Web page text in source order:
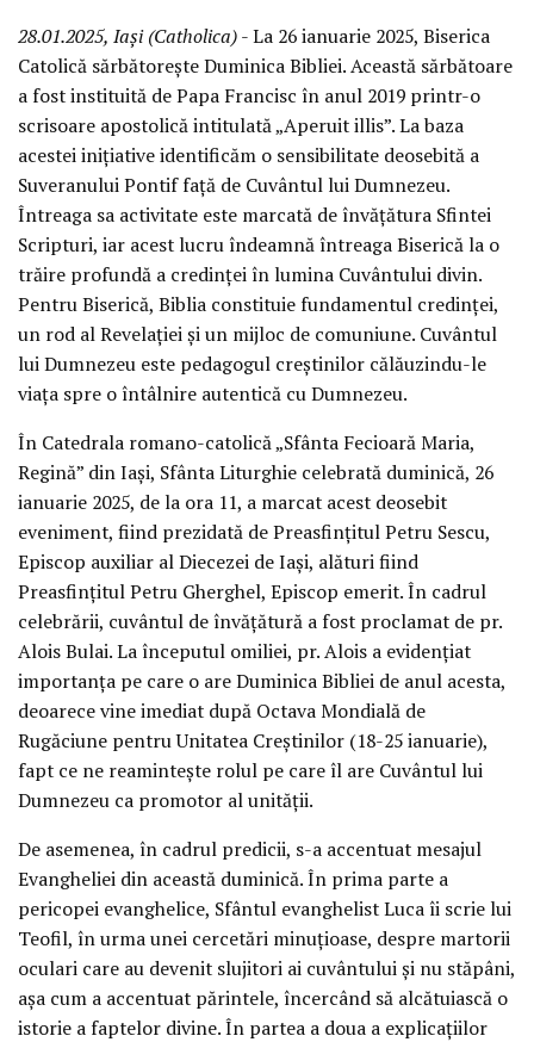
28.01.2025, Iași (Catholica)- La 26 ianuarie 2025, Biserica
Catolică sărbătorește Duminica Bibliei. Această sărbătoare
a fost instituită de Papa Francisc în anul 2019 printr-o
scrisoare apostolică intitulată „Aperuit illis”. La baza
acestei inițiative identificăm o sensibilitate deosebită a
Suveranului Pontif față de Cuvântul lui Dumnezeu.
Întreaga sa activitate este marcată de învățătura Sfintei
Scripturi, iar acest lucru îndeamnă întreaga Biserică la o
trăire profundă a credinței în lumina Cuvântului divin.
Pentru Biserică, Biblia constituie fundamentul credinței,
un rod al Revelației și un mijloc de comuniune. Cuvântul
lui Dumnezeu este pedagogul creștinilor călăuzindu-le
viața spre o întâlnire autentică cu Dumnezeu.
În Catedrala romano-catolică „Sfânta Fecioară Maria,
Regină” din Iași, Sfânta Liturghie celebrată duminică, 26
ianuarie 2025, de la ora 11, a marcat acest deosebit
eveniment, fiind prezidată de Preasfințitul Petru Sescu,
Episcop auxiliar al Diecezei de Iași, alături fiind
Preasfințitul Petru Gherghel, Episcop emerit. În cadrul
celebrării, cuvântul de învățătură a fost proclamat de pr.
Alois Bulai. La începutul omiliei, pr. Alois a evidențiat
importanța pe care o are Duminica Bibliei de anul acesta,
deoarece vine imediat după Octava Mondială de
Rugăciune pentru Unitatea Creștinilor (18-25 ianuarie),
fapt ce ne reamintește rolul pe care îl are Cuvântul lui
Dumnezeu ca promotor al unității.
De asemenea, în cadrul predicii, s-a accentuat mesajul
Evangheliei din această duminică. În prima parte a
pericopei evanghelice, Sfântul evanghelist Luca îi scrie lui
Teofil, în urma unei cercetări minuțioase, despre martorii
oculari care au devenit slujitori ai cuvântului și nu stăpâni,
așa cum a accentuat părintele, încercând să alcătuiască o
istorie a faptelor divine. În partea a doua a explicațiilor